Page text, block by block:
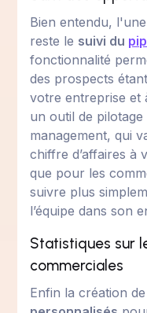
Bien entendu,
reste le suivi du
fonctionnalité
des prospects
votre entreprise et
un outil de
management, qui
chiffre d’affaires à
que pour les
suivre plus
l’équipe dans son
Statistiques sur
commerciales
Enfin la création de